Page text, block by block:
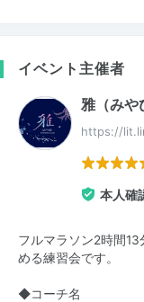
イベント主催者
雅（みや
https://
本人確
フルマラソン2時間
める練習会です。
◆コーチ名